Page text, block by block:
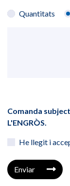
Quantitats
Comanda
L'ENGRÒS.
He llegit i
Enviar